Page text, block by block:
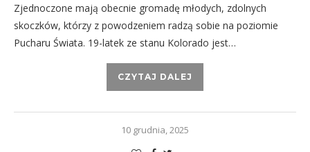
Zjednoczone mają obecnie gromadę młodych, zdolnych
skoczków, którzy z powodzeniem radzą sobie na poziomie
Pucharu Świata. 19-latek ze stanu Kolorado jest…
CZYTAJ DALEJ
10 grudnia, 2025